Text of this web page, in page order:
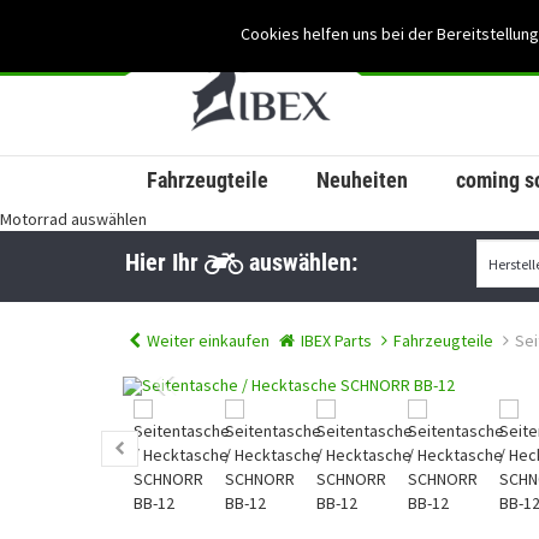
Cookies helfen uns bei der
Fahrzeugteile Neuheiten coming
Motorrad auswählen
Hier Ihr auswählen:
Weiter einkaufen IBEX Parts Fahrzeugteile